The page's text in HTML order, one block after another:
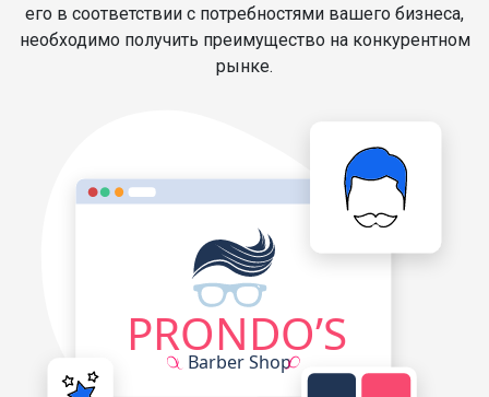
его в соответствии с потребностями вашего бизнеса,
необходимо получить преимущество на конкурентном
рынке.